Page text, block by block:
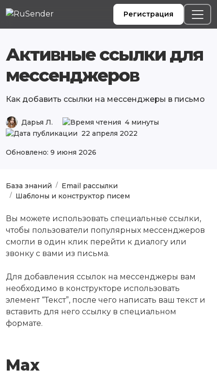
Регистрация
Активные ссылки для
мессенджеров
Как добавить ссылки на мессенджеры в письмо
Дарья Л.
4 минуты
22 апреля 2022
Обновлено: 9 июня 2026
База знаний
Email рассылки
Шаблоны и конструктор писем
Вы можете использовать специальные ссылки,
чтобы пользователи популярных мессенджеров
смогли в один клик перейти к диалогу или
звонку с вами из письма.
Для добавления ссылок на мессенджеры вам
необходимо в конструкторе использовать
элемент “Текст”, после чего написать ваш текст и
вставить для него ссылку в специальном
формате.
Max